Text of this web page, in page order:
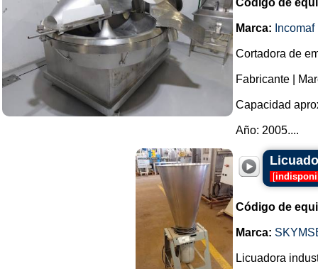
Código de
Marca: Incomaf
Cortadora de
Fabricante |
Capacidad
Año: 2005....
[
Código de
Marca:
Licuadora